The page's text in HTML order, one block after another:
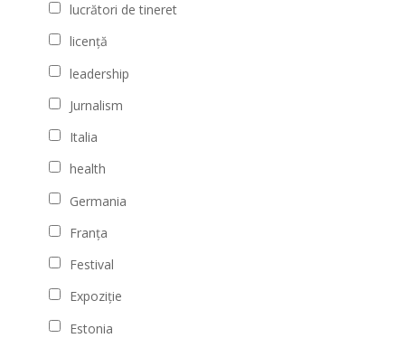
lucrători de tineret
licență
leadership
Jurnalism
Italia
health
Germania
Franța
Festival
Expoziție
Estonia